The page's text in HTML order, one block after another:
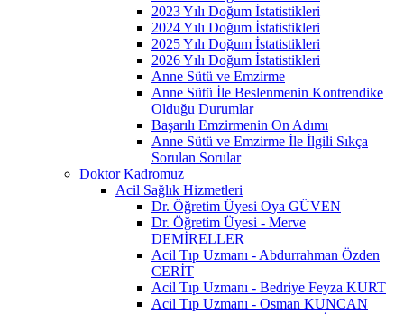
2023 Yılı Doğum İstatistikleri
2024 Yılı Doğum İstatistikleri
2025 Yılı Doğum İstatistikleri
2026 Yılı Doğum İstatistikleri
Anne Sütü ve Emzirme
Anne Sütü İle Beslenmenin Kontrendike
Olduğu Durumlar
Başarılı Emzirmenin On Adımı
Anne Sütü ve Emzirme İle İlgili Sıkça
Sorulan Sorular
Doktor Kadromuz
Acil Sağlık Hizmetleri
Dr. Öğretim Üyesi Oya GÜVEN
Dr. Öğretim Üyesi - Merve
DEMİRELLER
Acil Tıp Uzmanı - Abdurrahman Özden
CERİT
Acil Tıp Uzmanı - Bedriye Feyza KURT
Acil Tıp Uzmanı - Osman KUNCAN